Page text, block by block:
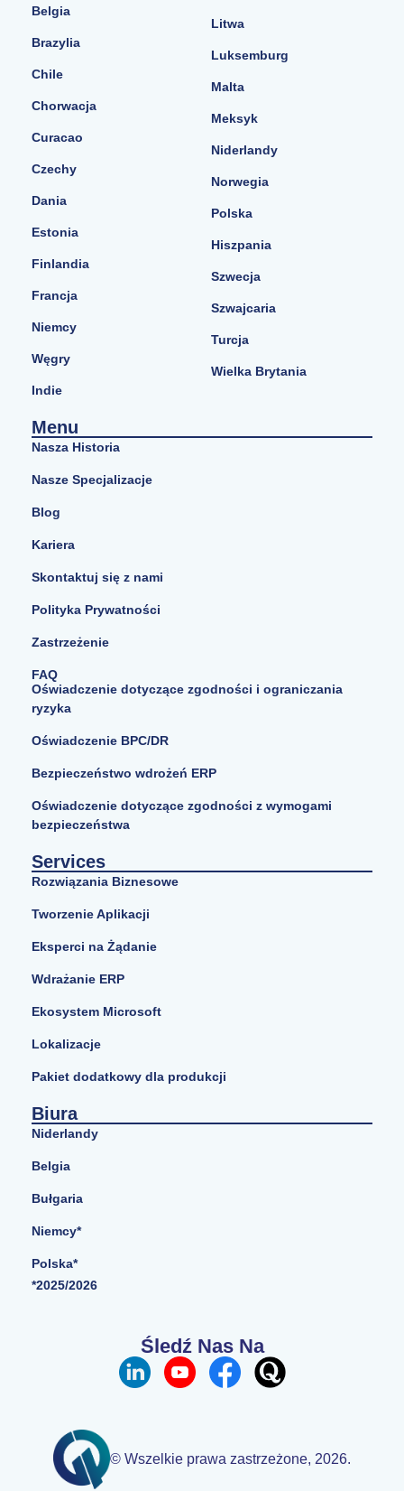
Belgia
Brazylia
Chile
Chorwacja
Curacao
Czechy
Dania
Estonia
Finlandia
Francja
Niemcy
Węgry
Indie
Litwa
Luksemburg
Malta
Meksyk
Niderlandy
Norwegia
Polska
Hiszpania
Szwecja
Szwajcaria
Turcja
Wielka Brytania
Menu
Nasza Historia
Nasze Specjalizacje
Blog
Kariera
Skontaktuj się z nami
Polityka Prywatności
Zastrzeżenie
FAQ
Oświadczenie dotyczące zgodności i ograniczania
ryzyka
Oświadczenie BPC/DR
Bezpieczeństwo wdrożeń ERP
Oświadczenie dotyczące zgodności z wymogami
bezpieczeństwa
Services
Rozwiązania Biznesowe
Tworzenie Aplikacji
Eksperci na Żądanie
Wdrażanie ERP
Ekosystem Microsoft
Lokalizacje
Pakiet dodatkowy dla produkcji
Biura
Niderlandy
Belgia
Bułgaria
Niemcy*
Polska*
*2025/2026
Śledź Nas Na
© Wszelkie prawa zastrzeżone, 2026.